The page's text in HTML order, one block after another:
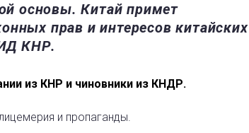
основы. Китай примет
прав и интересов китайских
КНР.
из КНР и чиновники из КНДР.
и пропаганды.